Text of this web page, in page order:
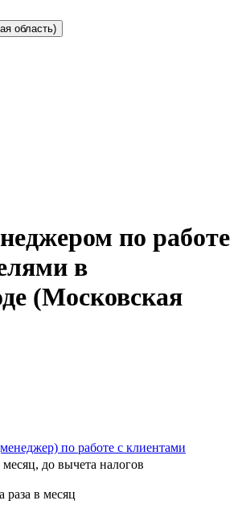
область)
по работе
в
(Московская
по работе с клиентами
месяц, до вычета налогов
в месяц